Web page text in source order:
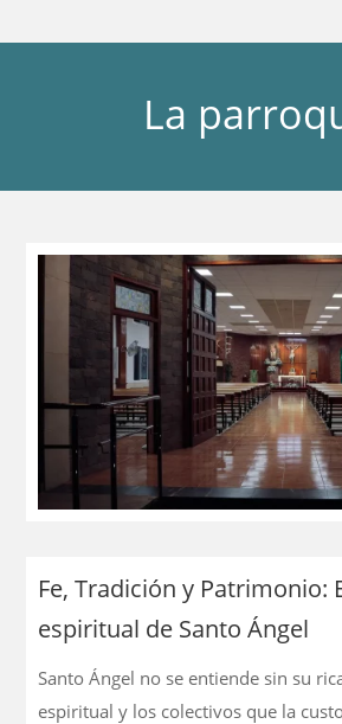
La
Fe, Tradición y Patrimonio:
espiritual de Santo Ángel
Santo Ángel no se entiende sin su
espiritual y los colectivos que la